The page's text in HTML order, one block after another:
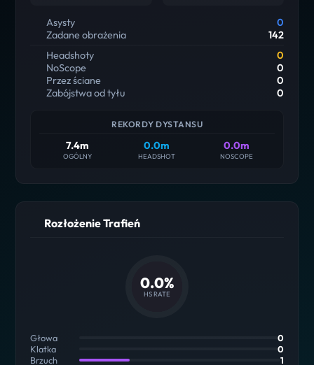
Asysty
0
Zadane obrażenia
142
Headshoty
0
NoScope
0
Przez ściane
0
Zabójstwa od tyłu
0
REKORDY DYSTANSU
7.4m
OGÓLNY
0.0m
HEADSHOT
0.0m
NOSCOPE
Rozłożenie Trafień
0.0%
HS RATE
Głowa
0
Klatka
0
Brzuch
1